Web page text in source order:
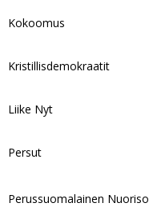
Kokoomus
Kristillisdemokraatit
Liike Nyt
Persut
Perussuomalainen Nuoriso